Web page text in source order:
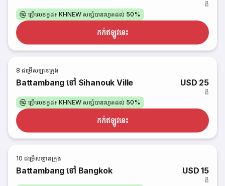
ពី
ប្រើលេខកូដ៖ KHNEW សន្សំបានរហូតដល់ 50%
កក់​ឥឡូវនេះ
8 ជម្រើសឡានក្រុង
Battambang ទៅ Sihanouk Ville USD 25
ពី
ប្រើលេខកូដ៖ KHNEW សន្សំបានរហូតដល់ 50%
កក់​ឥឡូវនេះ
10 ជម្រើសឡានក្រុង
Battambang ទៅ Bangkok USD 15
ពី